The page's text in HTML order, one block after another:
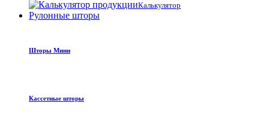
Калькулятор
Рулонные шторы
Шторы Мини
Кассетные шторы